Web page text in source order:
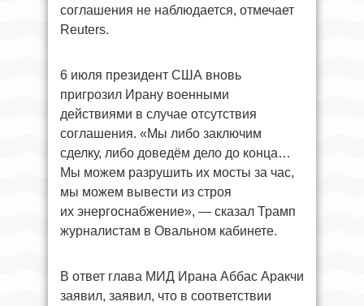
соглашения не наблюдается, отмечает
Reuters.
6 июля президент США вновь
пригрозил Ирану военными
действиями в случае отсутствия
соглашения. «Мы либо заключим
сделку, либо доведём дело до конца…
Мы можем разрушить их мосты за час,
мы можем вывести из строя
их энергоснабжение», — сказал Трамп
журналистам в Овальном кабинете.
В ответ глава МИД Ирана Аббас Аракчи
заявил, заявил, что в соответствии